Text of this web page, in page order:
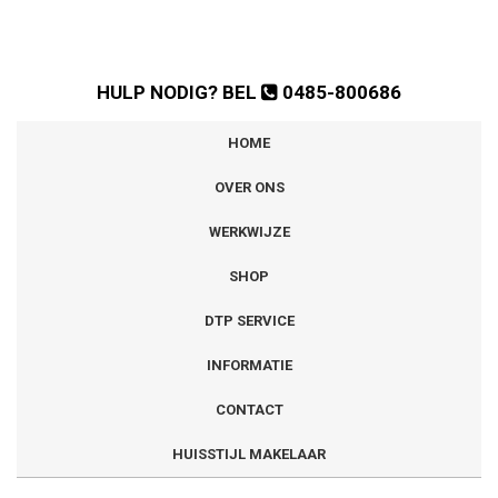
HULP NODIG? BEL 0485-800686
HOME
OVER ONS
WERKWIJZE
SHOP
DTP SERVICE
INFORMATIE
CONTACT
HUISSTIJL MAKELAAR